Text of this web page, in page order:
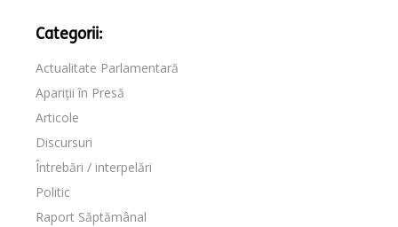
Categorii:
Actualitate Parlamentară
Apariții în Presă
Articole
Discursuri
Întrebări / interpelări
Politic
Raport Săptămânal